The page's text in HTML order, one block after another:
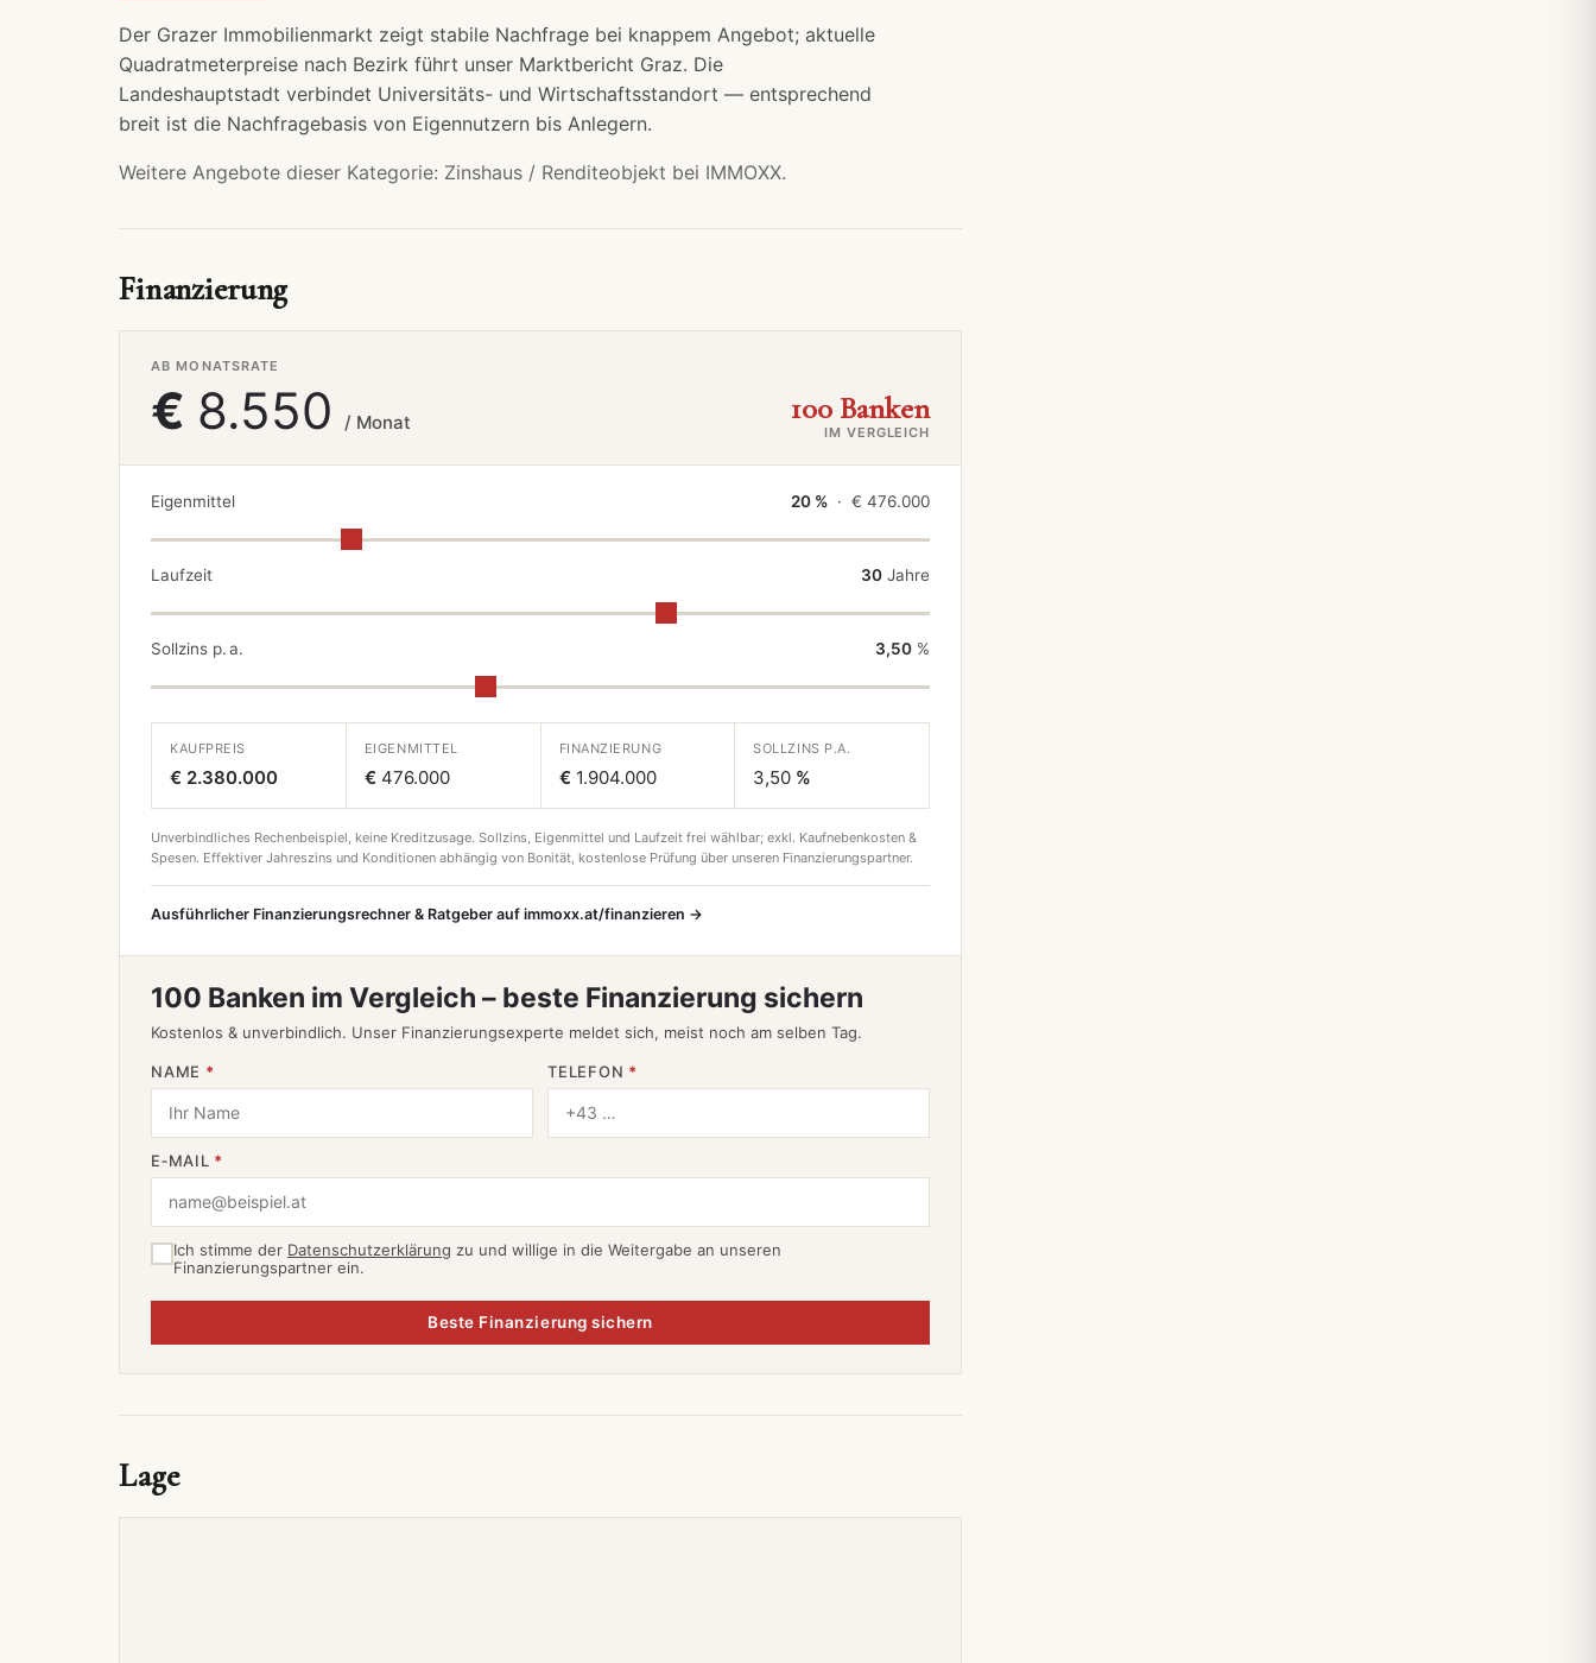
Der Grazer Immobilienmarkt zeigt stabile Nachfrage bei knappem Angebot; aktuelle
Quadratmeterpreise nach Bezirk führt unser Marktbericht Graz. Die
Landeshauptstadt verbindet Universitäts- und Wirtschaftsstandort — entsprechend
breit ist die Nachfragebasis von Eigennutzern bis Anlegern.
Weitere Angebote dieser Kategorie: Zinshaus / Renditeobjekt bei IMMOXX.
Finanzierung
AB MONATSRATE
€ 8.550 / Monat 100 Banken
IM VERGLEICH
Eigenmittel 20 % · € 476.000
Laufzeit 30 Jahre
Sollzins p. a. 3,50 %
KAUFPREIS
€ 2.380.000
EIGENMITTEL
€ 476.000
FINANZIERUNG
€ 1.904.000
SOLLZINS P.A.
3,50 %
Unverbindliches Rechenbeispiel, keine Kreditzusage. Sollzins, Eigenmittel und Laufzeit frei wählbar; exkl. Kaufnebenkosten &
Spesen. Effektiver Jahreszins und Konditionen abhängig von Bonität, kostenlose Prüfung über unseren Finanzierungspartner.
Ausführlicher Finanzierungsrechner & Ratgeber auf immoxx.at/finanzieren →
100 Banken im Vergleich – beste Finanzierung sichern
Kostenlos & unverbindlich. Unser Finanzierungsexperte meldet sich, meist noch am selben Tag.
NAME * TELEFON *
E‑MAIL *
Ich stimme der Datenschutzerklärung zu und willige in die Weitergabe an unseren
Finanzierungspartner ein.
Beste Finanzierung sichern
Lage